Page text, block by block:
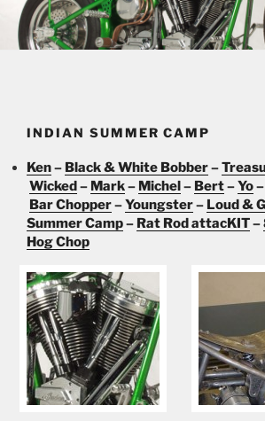
INDIAN SUMMER CAMP
Ken– Black & White Bobber–
Wicked – Mark– Michel – Bert–Yo–
Bar Chopper–Youngster– Loud &
Summer Camp– Rat Rod attacKIT–
Hog Chop